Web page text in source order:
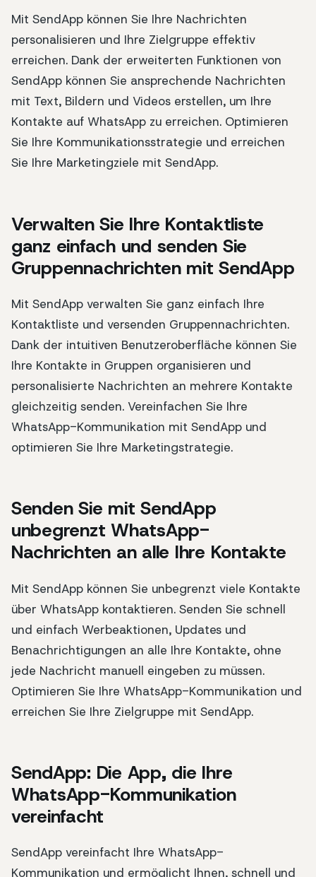
Mit SendApp können Sie Ihre Nachrichten
personalisieren und Ihre Zielgruppe effektiv
erreichen. Dank der erweiterten Funktionen von
SendApp können Sie ansprechende Nachrichten
mit Text, Bildern und Videos erstellen, um Ihre
Kontakte auf WhatsApp zu erreichen. Optimieren
Sie Ihre Kommunikationsstrategie und erreichen
Sie Ihre Marketingziele mit SendApp.
Verwalten Sie Ihre Kontaktliste
ganz einfach und senden Sie
Gruppennachrichten mit SendApp
Mit SendApp verwalten Sie ganz einfach Ihre
Kontaktliste und versenden Gruppennachrichten.
Dank der intuitiven Benutzeroberfläche können Sie
Ihre Kontakte in Gruppen organisieren und
personalisierte Nachrichten an mehrere Kontakte
gleichzeitig senden. Vereinfachen Sie Ihre
WhatsApp-Kommunikation mit SendApp und
optimieren Sie Ihre Marketingstrategie.
Senden Sie mit SendApp
unbegrenzt WhatsApp-
Nachrichten an alle Ihre Kontakte
Mit SendApp können Sie unbegrenzt viele Kontakte
über WhatsApp kontaktieren. Senden Sie schnell
und einfach Werbeaktionen, Updates und
Benachrichtigungen an alle Ihre Kontakte, ohne
jede Nachricht manuell eingeben zu müssen.
Optimieren Sie Ihre WhatsApp-Kommunikation und
erreichen Sie Ihre Zielgruppe mit SendApp.
SendApp: Die App, die Ihre
WhatsApp-Kommunikation
vereinfacht
SendApp vereinfacht Ihre WhatsApp-
Kommunikation und ermöglicht Ihnen, schnell und